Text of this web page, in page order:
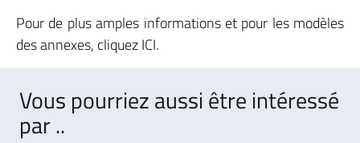
Pour de plus amples informations et pour les modèles
des annexes, cliquez ICI.
Vous pourriez aussi être intéressé
par ..